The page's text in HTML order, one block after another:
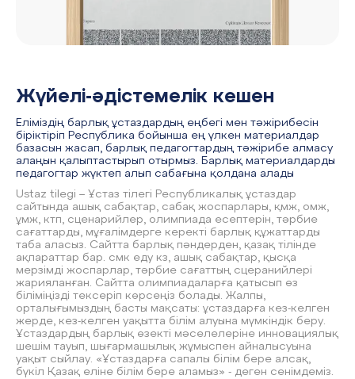
Жүйелі-әдістемелік кешен
Еліміздің барлық ұстаздардың еңбегі мен тәжірибесін
біріктіріп Республика бойынша ең үлкен материалдар
базасын жасап, барлық педагогтардың тәжірибе алмасу
алаңын қалыптастырып отырмыз. Барлық материалдарды
педагогтар жүктеп алып сабағына қолдана алады
Ustaz tilegi – Ұстаз тілегі Республикалық ұстаздар
сайтында ашық сабақтар, сабақ жоспарлары, қмж, омж,
ұмж, ктп, сценарийлер, олимпиада есептерін, тәрбие
сағаттарды, мұғалімдерге керекті барлық құжаттарды
таба аласыз. Сайтта барлық пәндерден, қазақ тілінде
ақпараттар бар. смк еду кз, ашық сабақтар, қысқа
мерзімді жоспарлар, тәрбие сағаттың сцеранийлері
жарияланған. Сайтта олимпиадаларға қатысып өз
біліміңізді тексеріп көрсеңіз болады. Жалпы,
орталығымыздың басты мақсаты: ұстаздарға кез-келген
жерде, кез-келген уақытта білім алуына мүмкіндік беру.
Ұстаздардың барлық өзекті мәселелеріне инновациялық
шешім тауып, шығармашылық жұмыспен айналысуына
уақыт сыйлау. «Ұстаздарға сапалы білім бере алсақ,
бүкіл Қазақ еліне білім бере аламыз» - деген сенімдеміз.